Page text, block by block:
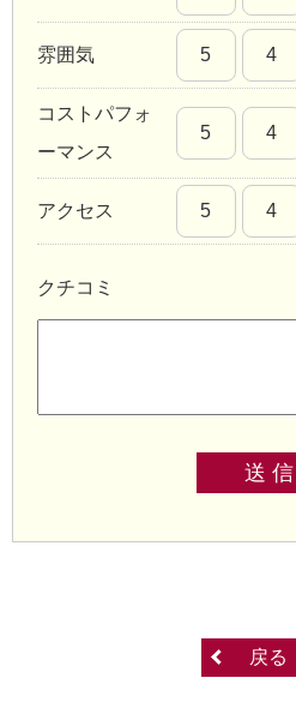
雰囲気 5 4
コストパフォ
ーマンス
5 4
アクセス 5 4
クチコミ
送 信
戻る